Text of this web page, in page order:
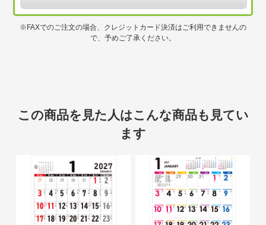
※FAXでのご注文の場合、クレジットカード決済はご利用できませんの
で、予めご了承ください。
この商品を見た人はこんな商品も見てい
ます